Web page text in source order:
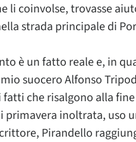
li coinvolse, trovasse
strada principale di
è un fatto reale e, in
suocero Alfonso
fatti che risalgono alla
primavera inoltrata, uso
Pirandello